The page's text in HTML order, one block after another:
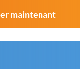
maintenant